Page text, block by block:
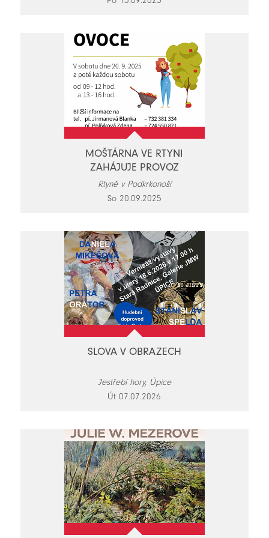
MOŠTÁRNA VE RTYNI
ZAHÁJUJE PROVOZ
Rtyně v Podkrkonoší
So 20.09.2025
SLOVA V OBRAZECH
Jestřebí hory, Úpice
Út 07.07.2026